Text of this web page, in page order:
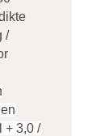
/
+ 3,0 /